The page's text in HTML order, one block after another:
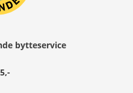
bytteservice